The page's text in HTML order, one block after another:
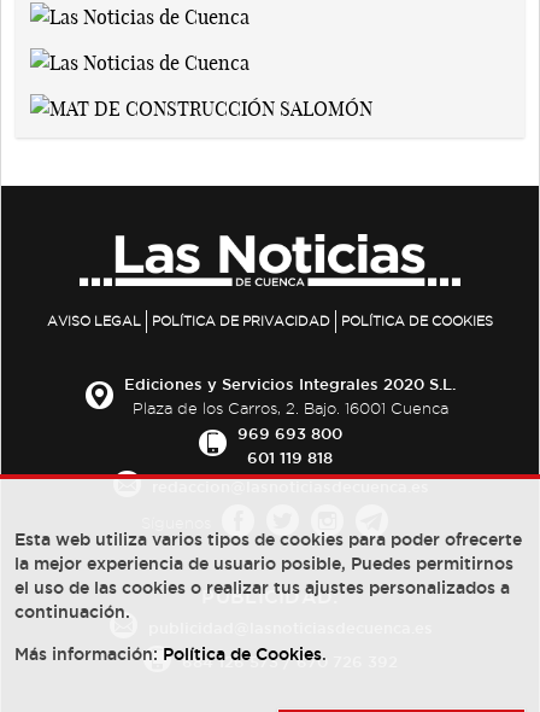
AVISO LEGAL POLÍTICA DE PRIVACIDAD POLÍTICA DE COOKIES
Ediciones y Servicios Integrales 2020 S.L.
Plaza de los Carros, 2. Bajo. 16001 Cuenca
969 693 800
601 119 818
PUBLICIDAD:
684 126 573/670 726 392
Esta web utiliza varios tipos de cookies para poder ofrecerte
la mejor experiencia de usuario posible, Puedes permitirnos
el uso de las cookies o realizar tus ajustes personalizados a
continuación.
Más información: Política de Cookies.